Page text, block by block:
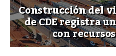
Construcción del
de CDE registra
con